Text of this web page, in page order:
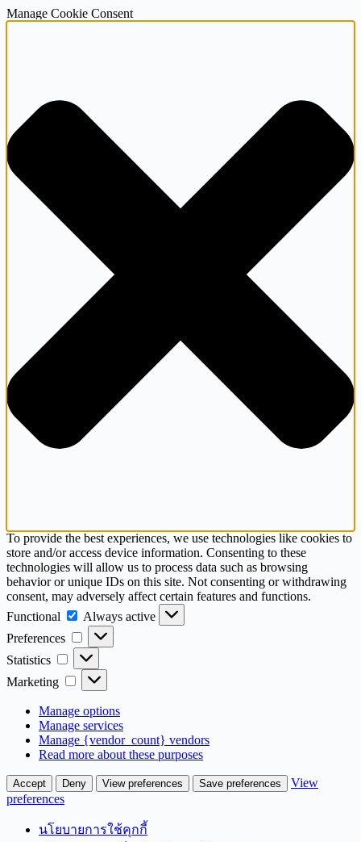
Manage Cookie Consent
To provide the best experiences, we use technologies like cookies to
store and/or access device information. Consenting to these
technologies will allow us to process data such as browsing
behavior or unique IDs on this site. Not consenting or withdrawing
consent, may adversely affect certain features and functions.
Functional
Functional
Always active
Preferences
Preferences
Statistics Statistics
Marketing Marketing
Manage options
Manage services
Manage {vendor_count} vendors
Read more about these purposes
Accept Deny View preferences Save preferences
View
preferences
นโยบายการใช้คุกกี้